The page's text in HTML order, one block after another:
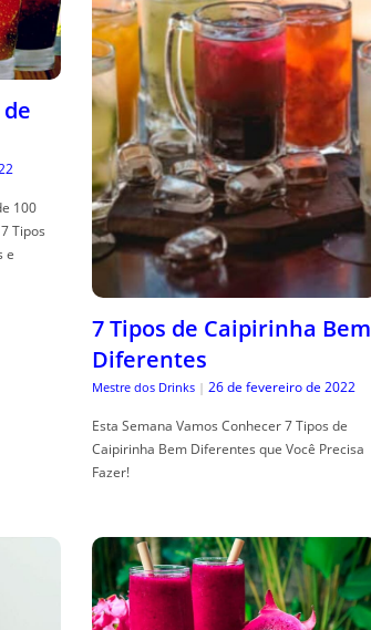
100
Tipos
e
7 Tipos de Caipirinha Bem
Diferentes
Mestre dos Drinks | 26 de fevereiro de 2022
Esta Semana Vamos Conhecer 7 Tipos de
Caipirinha Bem Diferentes que Você Precisa
Fazer!